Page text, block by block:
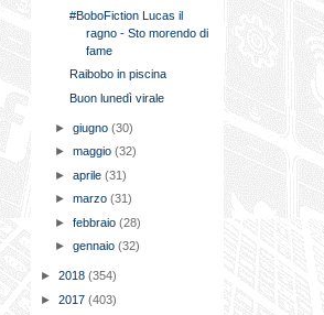
#BoboFiction Lucas il
ragno - Sto morendo di
fame
Raibobo in piscina
Buon lunedì virale
►giugno(30)
►maggio(32)
►aprile(31)
►marzo(31)
►febbraio(28)
►gennaio(32)
► 2018 (354)
► 2017 (403)